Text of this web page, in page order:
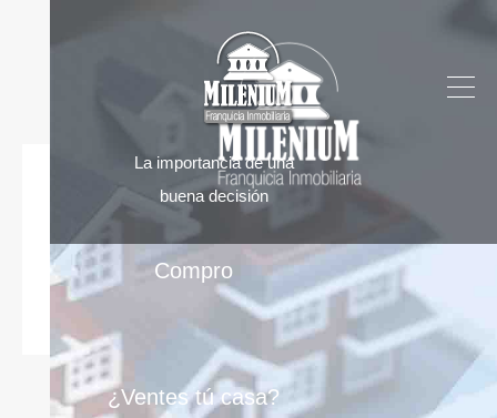
La importancia de una
buena decisión
Compro
¿Ventes tú casa?